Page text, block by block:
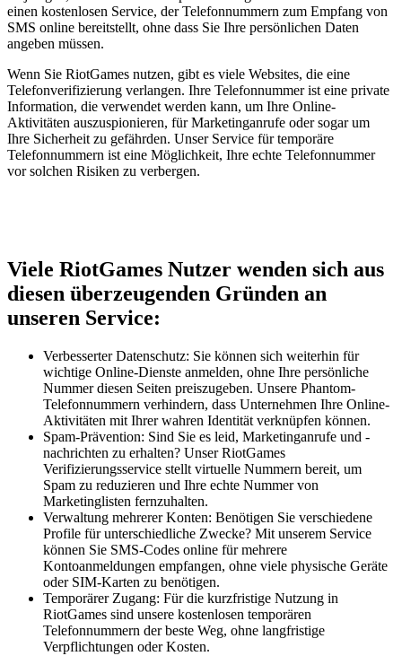
einen kostenlosen Service, der Telefonnummern zum Empfang von
SMS online bereitstellt, ohne dass Sie Ihre persönlichen Daten
angeben müssen.
Wenn Sie RiotGames nutzen, gibt es viele Websites, die eine
Telefonverifizierung verlangen. Ihre Telefonnummer ist eine private
Information, die verwendet werden kann, um Ihre Online-
Aktivitäten auszuspionieren, für Marketinganrufe oder sogar um
Ihre Sicherheit zu gefährden. Unser Service für temporäre
Telefonnummern ist eine Möglichkeit, Ihre echte Telefonnummer
vor solchen Risiken zu verbergen.
Viele RiotGames Nutzer wenden sich aus
diesen überzeugenden Gründen an
unseren Service:
Verbesserter Datenschutz: Sie können sich weiterhin für
wichtige Online-Dienste anmelden, ohne Ihre persönliche
Nummer diesen Seiten preiszugeben. Unsere Phantom-
Telefonnummern verhindern, dass Unternehmen Ihre Online-
Aktivitäten mit Ihrer wahren Identität verknüpfen können.
Spam-Prävention: Sind Sie es leid, Marketinganrufe und -
nachrichten zu erhalten? Unser RiotGames
Verifizierungsservice stellt virtuelle Nummern bereit, um
Spam zu reduzieren und Ihre echte Nummer von
Marketinglisten fernzuhalten.
Verwaltung mehrerer Konten: Benötigen Sie verschiedene
Profile für unterschiedliche Zwecke? Mit unserem Service
können Sie SMS-Codes online für mehrere
Kontoanmeldungen empfangen, ohne viele physische Geräte
oder SIM-Karten zu benötigen.
Temporärer Zugang: Für die kurzfristige Nutzung in
RiotGames sind unsere kostenlosen temporären
Telefonnummern der beste Weg, ohne langfristige
Verpflichtungen oder Kosten.